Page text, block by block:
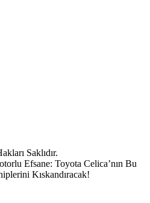
Saklıdır.
Efsane: Toyota Celica’nın Bu
Kıskandıracak!